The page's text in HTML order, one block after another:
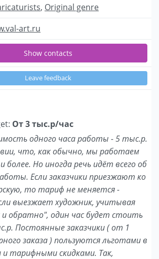
, Original genre
art.ru
Show contacts
Leave feedback
От 3 тыс.р/час
одного часа работы - 5 тыс.р.
что, как обычно, мы работаем
более. Но иногда речь идёт всего об
Если заказчики приезжают ко
то тариф не меняется -
выезжает художник, учитывая
и обратно", один час будет стоить
Постоянные заказчики ( от 1
заказа ) пользуются льготами в
и тарифными скидками. Так,